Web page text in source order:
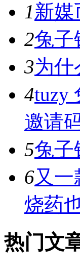
1新媒
2兔子
3为
4tuzy
邀请
5兔子
6又
烧药
热门文